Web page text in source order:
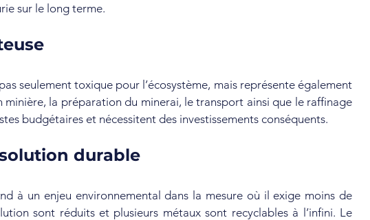
sur le long terme.
seulement toxique pour l’écosystème, mais représente également
minière, la préparation du minerai, le transport ainsi que le raffinage
budgétaires et nécessitent des investissements conséquents.
durable
à un enjeu environnemental dans la mesure où il exige moins de
sont réduits et plusieurs métaux sont recyclables à l’infini. Le